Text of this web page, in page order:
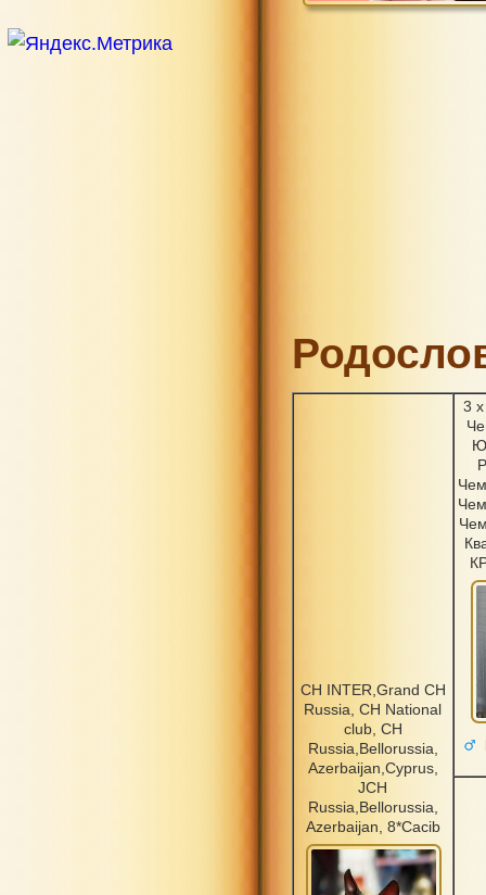
CH INTER,Grand CH
Russia, CH National
club, CH
Russia,Bellorussia,
Azerbaijan,Cyprus,
JCH
Russia,Bellorussia,
Azerbaijan, 8*Cacib
3